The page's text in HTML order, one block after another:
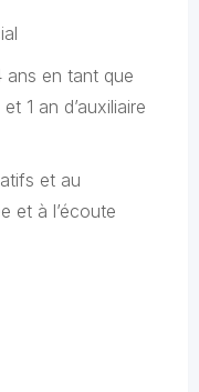
ans en tant que
1 an d’auxiliaire
et au
et à l’écoute